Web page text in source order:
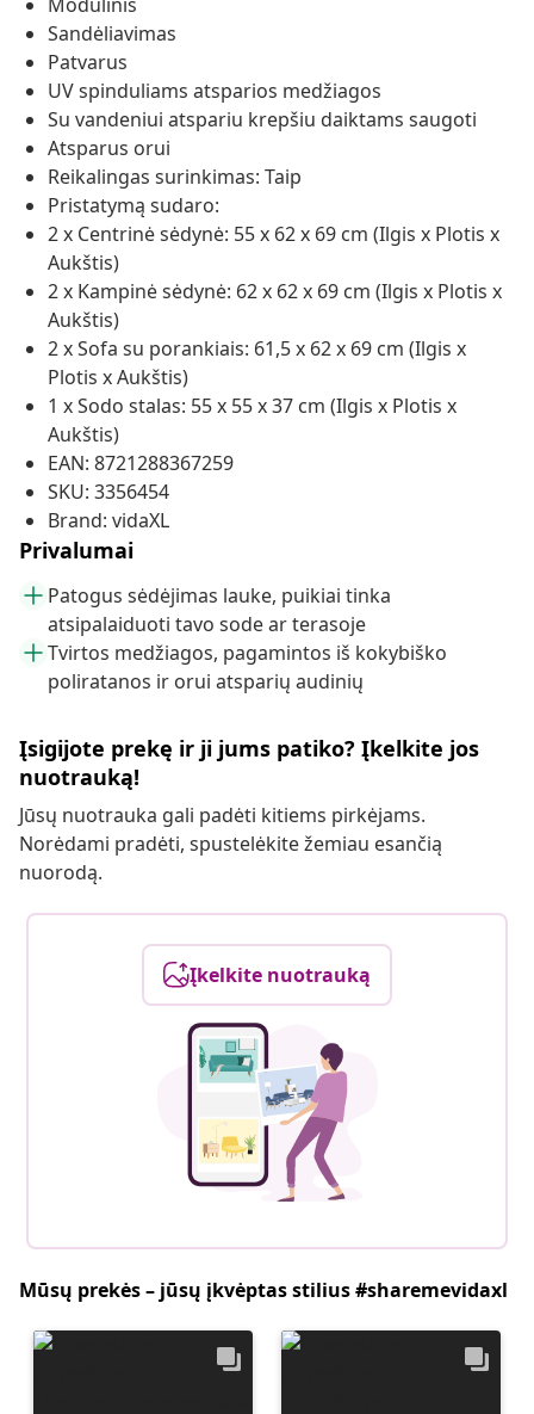
Sandėliavimas
Patvarus
UV spinduliams atsparios medžiagos
Su vandeniui atspariu krepšiu daiktams saugoti
Atsparus orui
Reikalingas surinkimas: Taip
Pristatymą sudaro:
2 x Centrinė sėdynė: 55 x 62 x 69 cm (Ilgis x Plotis x
Aukštis)
2 x Kampinė sėdynė: 62 x 62 x 69 cm (Ilgis x Plotis x
Aukštis)
2 x Sofa su porankiais: 61,5 x 62 x 69 cm (Ilgis x
Plotis x Aukštis)
1 x Sodo stalas: 55 x 55 x 37 cm (Ilgis x Plotis x
Aukštis)
EAN: 8721288367259
SKU: 3356454
Brand: vidaXL
Privalumai
Patogus sėdėjimas lauke, puikiai tinka
atsipalaiduoti tavo sode ar terasoje
Tvirtos medžiagos, pagamintos iš kokybiško
poliratanos ir orui atsparių audinių
Įsigijote prekę ir ji jums patiko? Įkelkite jos
nuotrauką!
Jūsų nuotrauka gali padėti kitiems pirkėjams.
Norėdami pradėti, spustelėkite žemiau esančią
nuorodą.
Įkelkite nuotrauką
Mūsų prekės – jūsų įkvėptas stilius #sharemevidaxl